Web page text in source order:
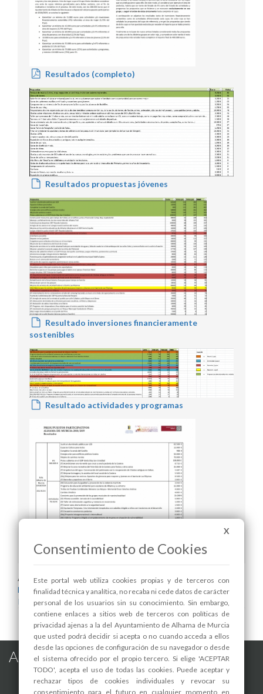
Resultados (completo)
Resultados propuestas jóvenes
Resultado inversiones financieramente
sostenibles
Resultado actividades y programas
Resumen de resultados
Areas relacionadas:
Hacienda
Participación Ciudadana
Alhama de Murcia en las Redes
X
Consentimiento de Cookies
Este portal web utiliza cookies propias y de terceros con
finalidad técnica y analítica, no recaba ni cede datos de carácter
personal de los usuarios sin su conocimiento. Sin embargo,
contiene enlaces a sitios web de terceros con políticas de
privacidad ajenas a la del Ayuntamiento de Alhama de Murcia
que usted podrá decidir si acepta o no cuando acceda a ellos
desde las opciones de configuración de su navegador o desde
el sistema ofrecido por el propio tercero. Si elige 'ACEPTAR
TODO', acepta el uso de todas las cookies. Puede aceptar y
rechazar tipos de cookies individuales y revocar su
consentimiento para el futuro en cualquier momento en